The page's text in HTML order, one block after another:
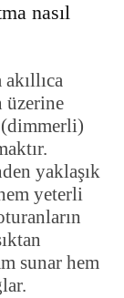
nasıl
üzerine
(dimmerli)
yaklaşık
yeterli
sunar hem